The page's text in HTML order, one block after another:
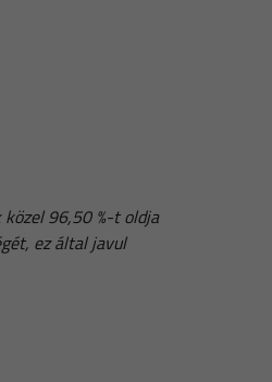
96,50 %-t oldja
ez által javul